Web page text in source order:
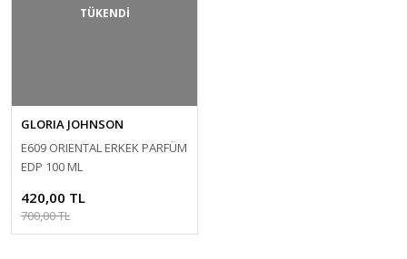
TÜKENDİ
GLORIA JOHNSON
E609 ORIENTAL ERKEK PARFÜM
EDP 100 ML
420,00 TL
700,00 TL